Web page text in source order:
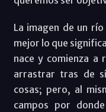
La imagen de un
mejor lo que
nace y comienza a
arrastrar tras de
cosas; pero, al
campos por